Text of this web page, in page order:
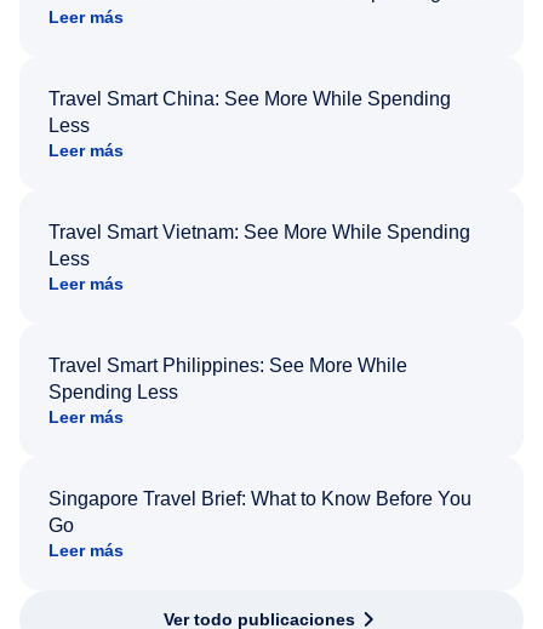
Leer más
Travel Smart China: See More While Spending
Less
Leer más
Travel Smart Vietnam: See More While Spending
Less
Leer más
Travel Smart Philippines: See More While
Spending Less
Leer más
Singapore Travel Brief: What to Know Before You
Go
Leer más
Ver todo publicaciones